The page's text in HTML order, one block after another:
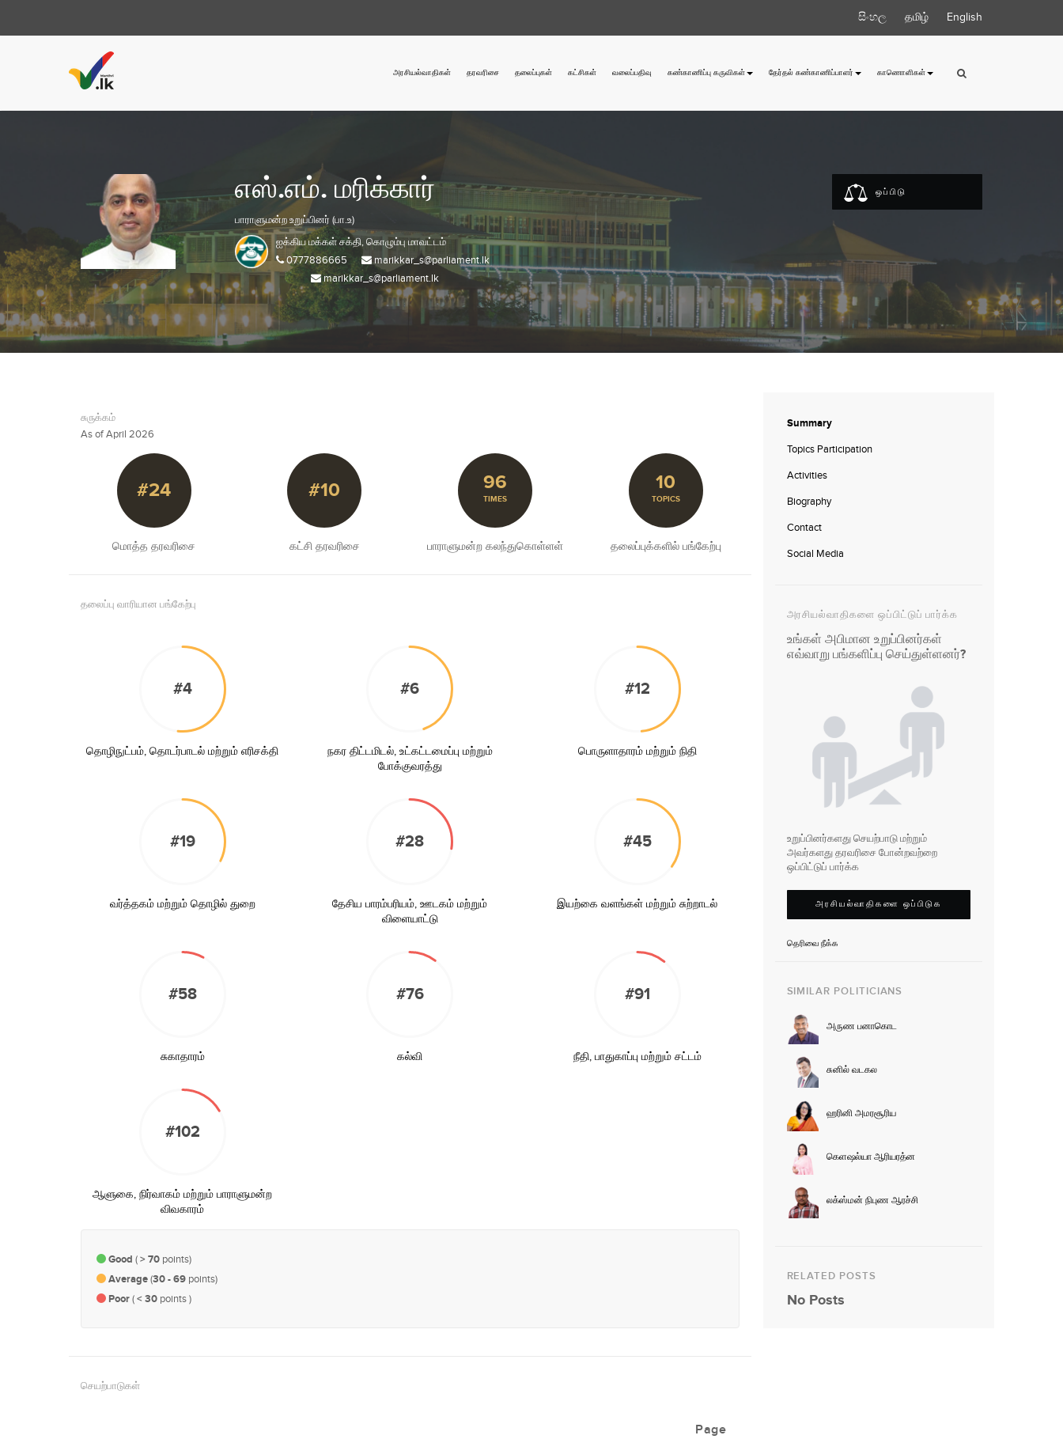
සිංහල தமிழ் English
அரசியல்வாதிகள் தரவரிசை தலைப்புகள் கட்சிகள் வலைப்பதிவு கண்காணிப்பு கருவிகள் தேர்தல் கண்காணிப்பாளர் காணொளிகள்
எஸ்.எம். மரிக்கார்
பாராளுமன்ற உறுப்பினர் (பா.உ)
ஐக்கிய மக்கள் சக்தி,கொழும்பு மாவட்டம்
0777886665
marikkar_s@parliament.lk
marikkar_s@parliament.lk
ஒப்பிடு
சுருக்கம்
As of April 2026
#24
மொத்த தரவரிசை
#10
கட்சி தரவரிசை
96
TIMES
பாராளுமன்ற கலந்துகொள்ளள்
10
TOPICS
தலைப்புக்களில் பங்கேற்பு
தலைப்பு வாரியான பங்கேற்பு
#4
தொழிநுட்பம், தொடர்பாடல் மற்றும் எரிசக்தி
#6
நகர திட்டமிடல், உட்கட்டமைப்பு மற்றும்
போக்குவரத்து
#12
பொருளாதாரம் மற்றும் நிதி
#19
வர்த்தகம் மற்றும் தொழில் துறை
#28
தேசிய பாரம்பரியம், ஊடகம் மற்றும்
விளையாட்டு
#45
இயற்கை வளங்கள் மற்றும் சுற்றாடல்
#58
சுகாதாரம்
#76
கல்வி
#91
நீதி, பாதுகாப்பு மற்றும் சட்டம்
#102
ஆளுகை, நிர்வாகம் மற்றும் பாராளுமன்ற
விவகாரம்
Good (> 70 points)
Average(30 - 69 points)
Poor(< 30 points )
செயற்பாடுகள்
Page
Summary
Topics Participation
Activities
Biography
Contact
Social Media
அரசியல்வாதிகளை ஒப்பிட்டுப் பார்க்க
உங்கள் அபிமான உறுப்பினர்கள்
எவ்வாறு பங்களிப்பு செய்துள்ளனர்?
உறுப்பினர்களது செயற்பாடு மற்றும்
அவர்களது தரவரிசை போன்றவற்றை
ஒப்பிட்டுப் பார்க்க
அரசியல்வாதிகளை ஒப்பிடுக
தெரிவை நீக்க
SIMILAR POLITICIANS
அருண பனாகொட
சுனில் வடகல
ஹரினி அமரசூரிய
கெளஷல்யா ஆரியரத்ன
லக்ஸ்மன் நிபுண ஆரச்சி
RELATED POSTS
No Posts